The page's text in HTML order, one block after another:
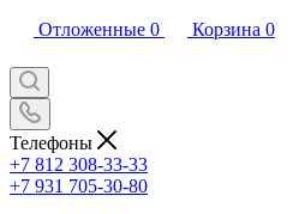
Отложенные 0 Корзина 0
Телефоны
+7 812 308-33-33
+7 931 705-30-80